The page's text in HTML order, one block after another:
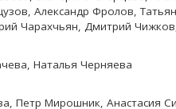
Александр Фролов,
Чарахчьян, Дмитрий
Наталья Черняева
Петр Мирошник, Анастасия